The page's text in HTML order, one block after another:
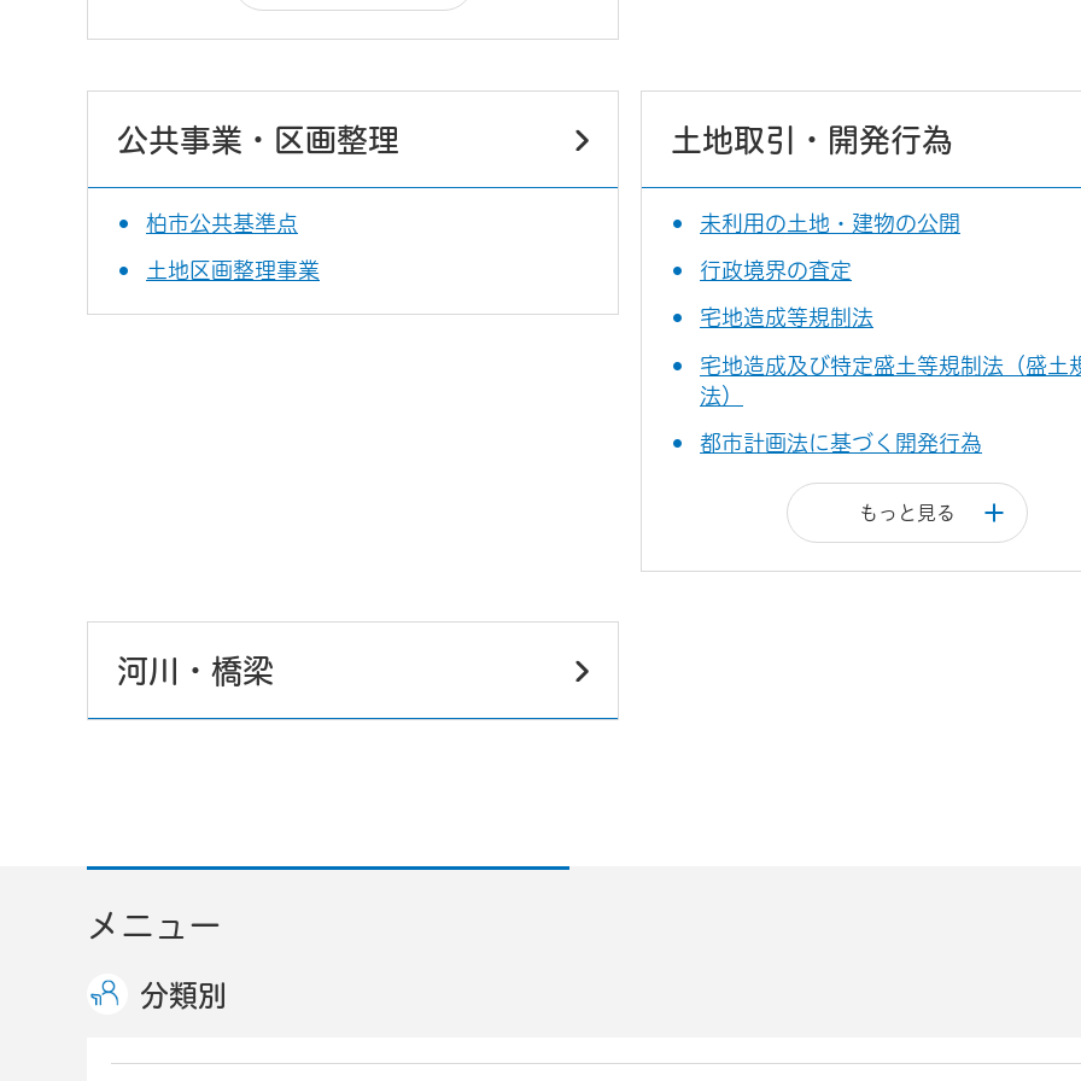
公共事業・区画整理
柏市公共基準点
土地区画整理事業
土地取引・開発行為
未利用の土地・建物の公開
行政境界の査定
宅地造成等規制法
宅地造成及び特定盛土等規制法（盛土
法）
都市計画法に基づく開発行為
もっと見る
河川・橋梁
メニュー
分類別